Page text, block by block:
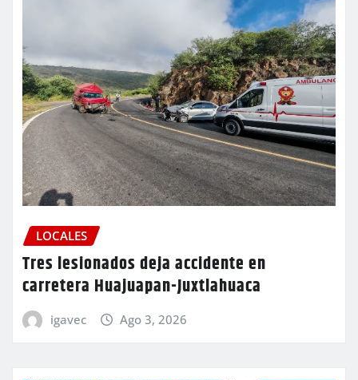
LOCALES
Tres lesionados deja accidente en
carretera Huajuapan-Juxtlahuaca
igavec Ago 3, 2026